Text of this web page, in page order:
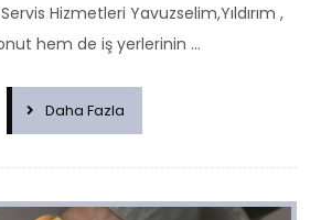
Hizmetleri Yavuzselim,Yıldırım ,
hem de iş yerlerinin ...
Daha Fazla